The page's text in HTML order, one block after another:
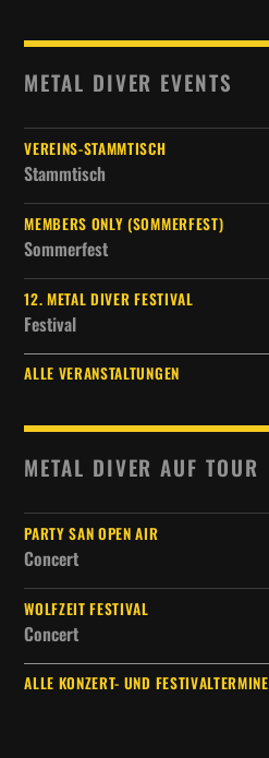
METAL DIVER EVENTS
VEREINS-STAMMTISCH
Stammtisch
MEMBERS ONLY (SOMMERFEST)
Sommerfest
12. METAL DIVER FESTIVAL
Festival
ALLE VERANSTALTUNGEN
METAL DIVER AUF TOUR
PARTY SAN OPEN AIR
Concert
WOLFZEIT FESTIVAL
Concert
ALLE KONZERT- UND FESTIVALTERMINE